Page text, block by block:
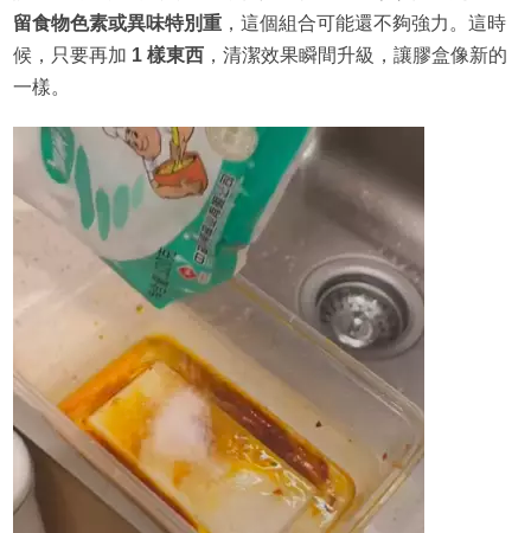
留食物色素或異味特別重，這個組合可能還不夠強力。這時
候，只要再加 1 樣東西，清潔效果瞬間升級，讓膠盒像新的
一樣。